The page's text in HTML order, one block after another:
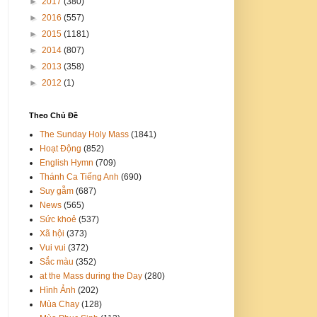
► 2016 (557)
► 2015 (1181)
► 2014 (807)
► 2013 (358)
► 2012 (1)
Theo Chủ Đề
The Sunday Holy Mass (1841)
Hoạt Động (852)
English Hymn (709)
Thánh Ca Tiếng Anh (690)
Suy gẫm (687)
News (565)
Sức khoẻ (537)
Xã hội (373)
Vui vui (372)
Sắc màu (352)
at the Mass during the Day (280)
Hình Ảnh (202)
Mùa Chay (128)